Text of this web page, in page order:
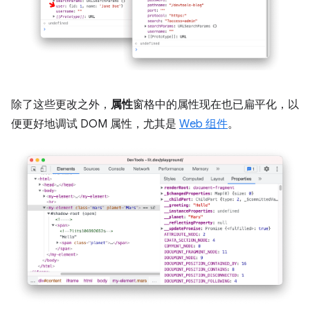
除了这些更改之外， 属性窗格中的属性现在也已扁平化，以
便更好地调试 DOM 属性，尤其是 Web 组件。